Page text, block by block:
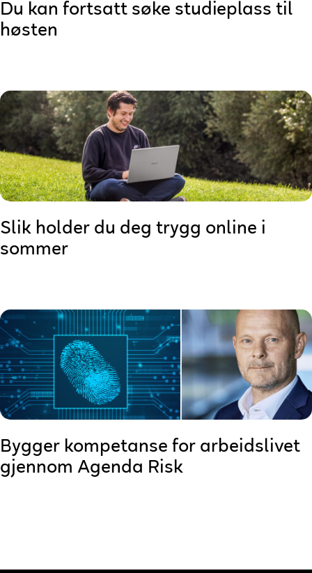
Du kan fortsatt søke studieplass til
høsten
Slik holder du deg trygg online i
sommer
Bygger kompetanse for arbeidslivet
gjennom Agenda Risk